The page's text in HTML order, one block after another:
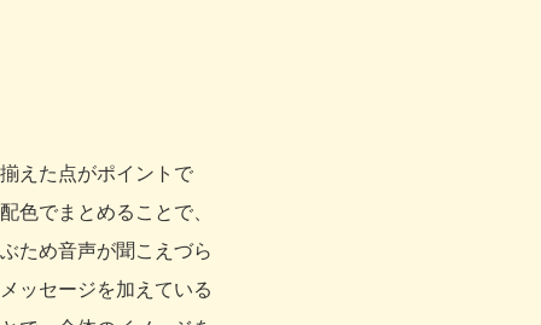
えた点がポイントで
でまとめることで、
ため音声が聞こえづら
ッセージを加えている